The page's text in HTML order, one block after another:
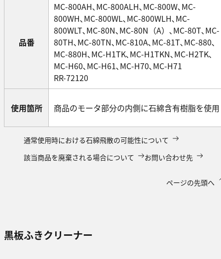
品番
MC-800AH､MC-800ALH､MC-800W､MC-
800WH､MC-800WL､MC-800WLH､MC-
800WLT､MC-80N､MC-80N（A）､MC-80T､MC-
80TH､MC-80TN､MC-810A､MC-81T､MC-880､
MC-880H､MC-H1TK､MC-H1TKN､MC-H2TK､
MC-H60､MC-H61､MC-H70､MC-H71
RR-72120
使用箇所 商品のモータ部分の内側に石綿含有樹脂を使用
通常使用時における石綿飛散の可能性について
該当商品を廃棄される場合について
お問い合わせ先
ページの先頭へ
黒板ふきクリーナー